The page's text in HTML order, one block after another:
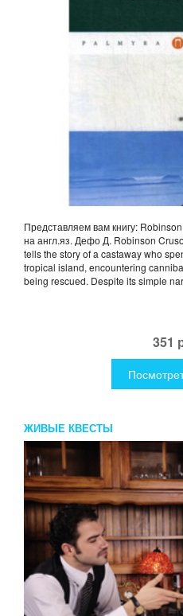
Представляем вам книгу:
на англ.яз. Дефо Д. Robinson
tells the story of a castaway who
tropical island, encountering
being rescued. Despite its simple
351
ЖИВЫЕ КВЕСТЫ